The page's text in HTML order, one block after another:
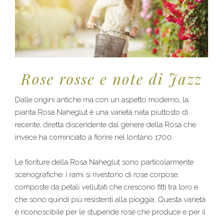
Rose rosse e note di Jazz
Dalle origini antiche ma con un aspetto moderno, la
pianta Rosa Naheglut è una varietà nata piuttosto di
recente, diretta discendente dal genere della Rosa che
invece ha cominciato a fiorire nel lontano 1700.
Le fioriture della Rosa Naheglut sono particolarmente
scenografiche: i rami si rivestono di rose corpose,
composte da petali vellutati che crescono fitti tra loro e
che sono quindi più resistenti alla pioggia. Questa varietà
è riconoscibile per le stupende rose che produce e per il